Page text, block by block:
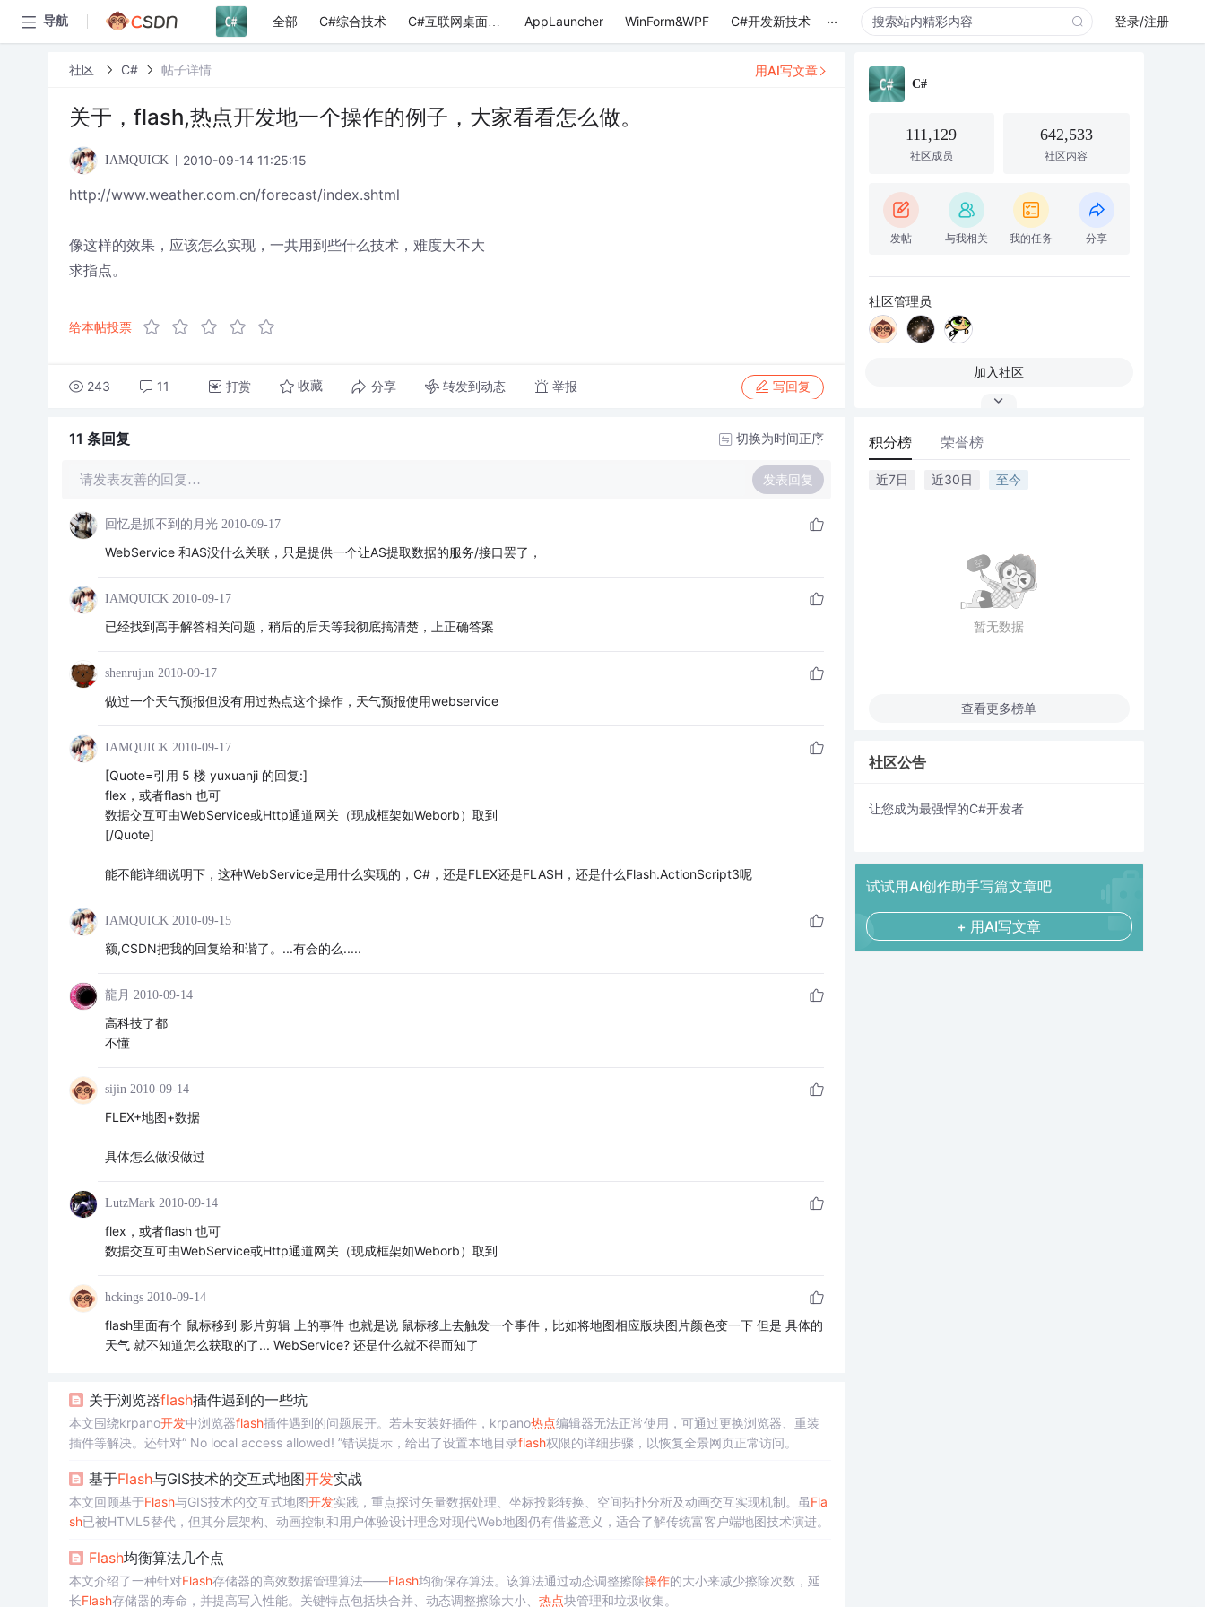
导航 全部 C#综合技术 C#互联网桌面应用 AppLauncher WinForm&WPF C#开发新技术 ... 登录/注册
社区 C# 帖子详情
关于，flash,热点开发地一个操作的例子，大家看看怎么做。
IAMQUICK 2010-09-14 11:25:15
http://www.weather.com.cn/forecast/index.shtml
像这样的效果，应该怎么实现，一共用到些什么技术，难度大不大
求指点。
给本帖投票
243 11 打赏 收藏 分享 转发到动态 举报 写回复
用AI写文章
11 条回复 切换为时间正序
请发表友善的回复… 发表回复
回忆是抓不到的月光 2010-09-17
WebService 和AS没什么关联，只是提供一个让AS提取数据的服务/接口罢了，
IAMQUICK 2010-09-17
已经找到高手解答相关问题，稍后的后天等我彻底搞清楚，上正确答案
shenrujun 2010-09-17
做过一个天气预报但没有用过热点这个操作，天气预报使用webservice
IAMQUICK 2010-09-17
[Quote=引用 5 楼 yuxuanji 的回复:]
flex，或者flash 也可
数据交互可由WebService或Http通道网关（现成框架如Weborb）取到
[/Quote]
能不能详细说明下，这种WebService是用什么实现的，C#，还是FLEX还是FLASH，还是什么Flash.ActionScript3呢
IAMQUICK 2010-09-15
额,CSDN把我的回复给和谐了。...有会的么.....
龍月 2010-09-14
高科技了都
不懂
sijin 2010-09-14
FLEX+地图+数据
具体怎么做没做过
LutzMark 2010-09-14
flex，或者flash 也可
数据交互可由WebService或Http通道网关（现成框架如Weborb）取到
hckings 2010-09-14
flash里面有个 鼠标移到 影片剪辑 上的事件 也就是说 鼠标移上去触发一个事件，比如将地图相应版块图片颜色变一下 但是 具体的
天气 就不知道怎么获取的了... WebService? 还是什么就不得而知了
关于浏览器flash插件遇到的一些坑
本文围绕krpano开发中浏览器flash插件遇到的问题展开。若未安装好插件，krpano热点编辑器无法正常使用，可通过更换浏览器、重装
插件等解决。还针对“ No local access allowed! ”错误提示，给出了设置本地目录flash权限的详细步骤，以恢复全景网页正常访问。
基于Flash与GIS技术的交互式地图开发实战
本文回顾基于Flash与GIS技术的交互式地图开发实践，重点探讨矢量数据处理、坐标投影转换、空间拓扑分析及动画交互实现机制。虽Fla
sh已被HTML5替代，但其分层架构、动画控制和用户体验设计理念对现代Web地图仍有借鉴意义，适合了解传统富客户端地图技术演进。
Flash均衡算法几个点
本文介绍了一种针对Flash存储器的高效数据管理算法——Flash均衡保存算法。该算法通过动态调整擦除操作的大小来减少擦除次数，延
长Flash存储器的寿命，并提高写入性能。关键特点包括块合并、动态调整擦除大小、 热点块管理和垃圾收集。
C#
111,129
社区成员
642,533
社区内容
发帖 与我相关 我的任务 分享
社区管理员
加入社区
积分榜 荣誉榜
近7日 近30日 至今
暂无数据
查看更多榜单
社区公告
让您成为最强悍的C#开发者
试试用AI创作助手写篇文章吧
+ 用AI写文章